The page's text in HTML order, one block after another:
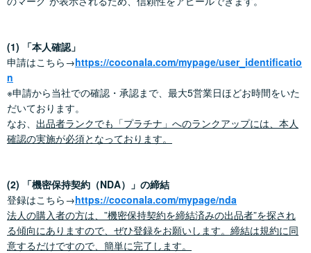
(1) 「本人確認」
申請はこちら→https://coconala.com/mypage/user_identificatio
n
※申請から当社での確認・承認まで、最大5営業日ほどお時間をいた
だいております。
なお、 出品者ランクでも「プラチナ」へのランクアップには、本人
確認の実施が必須となっております。
(2) 「機密保持契約（NDA）」の締結
登録はこちら→https://coconala.com/mypage/nda
法人の購入者の方は、”機密保持契約を締結済みの出品者”を探され
る傾向にありますので、ぜひ登録をお願いします。締結は規約に同
意するだけですので、簡単に完了します。